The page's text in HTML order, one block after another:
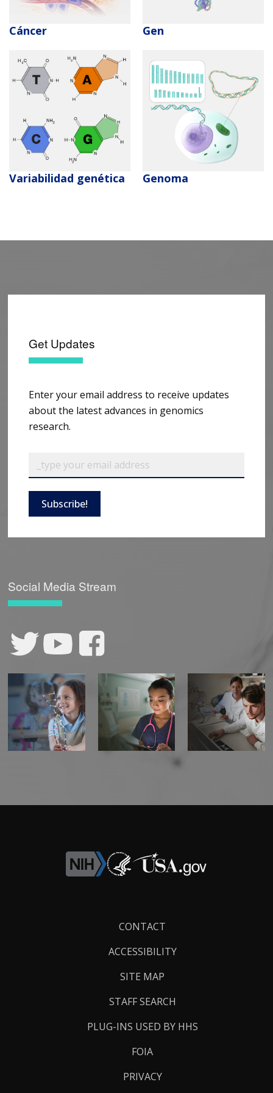
Cáncer Gen
Variabilidad genética Genoma
Get Updates
Enter your email address to receive updates
about the latest advances in genomics
research.
Subscribe!
Social Media Stream
CONTACT
ACCESSIBILITY
SITE MAP
STAFF SEARCH
PLUG-INS USED BY HHS
FOIA
PRIVACY